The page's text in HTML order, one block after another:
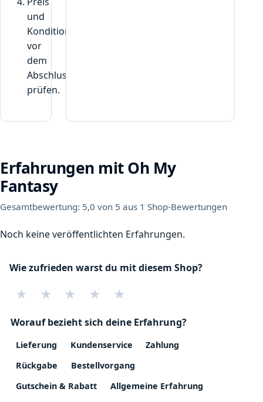
und
Konditionen
vor
dem
Abschluss
prüfen.
Erfahrungen mit Oh My
Fantasy
Gesamtbewertung: 5,0 von 5 aus 1 Shop-Bewertungen
Noch keine veröffentlichten Erfahrungen.
Wie zufrieden warst du mit diesem Shop?
★ ★ ★ ★ ★
Worauf bezieht sich deine Erfahrung?
Lieferung Kundenservice
Zahlung
Rückgabe
Bestellvorgang
Gutschein & Rabatt
Allgemeine Erfahrung